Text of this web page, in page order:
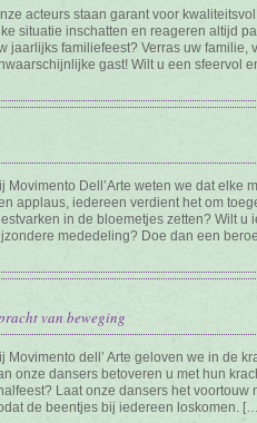
acteurs staan garant voor
situatie inschatten en reageren altijd
jaarlijks familiefeest? Verras uw familie,
gast! Wilt u een sfeervol
Movimento Dell’Arte weten we dat elke
applaus, iedereen verdient het om
in de bloemetjes zetten? Wilt u
mededeling? Doe dan een
van beweging
Movimento dell’ Arte geloven we in de
onze dansers betoveren u met hun
Laat onze dansers het
de beentjes bij iedereen loskomen.